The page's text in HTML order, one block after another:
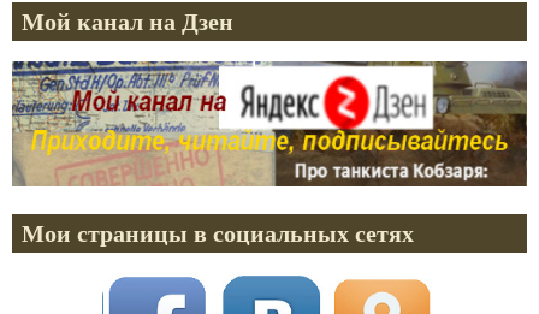
Мой канал на Дзен
Мои страницы в социальных сетях